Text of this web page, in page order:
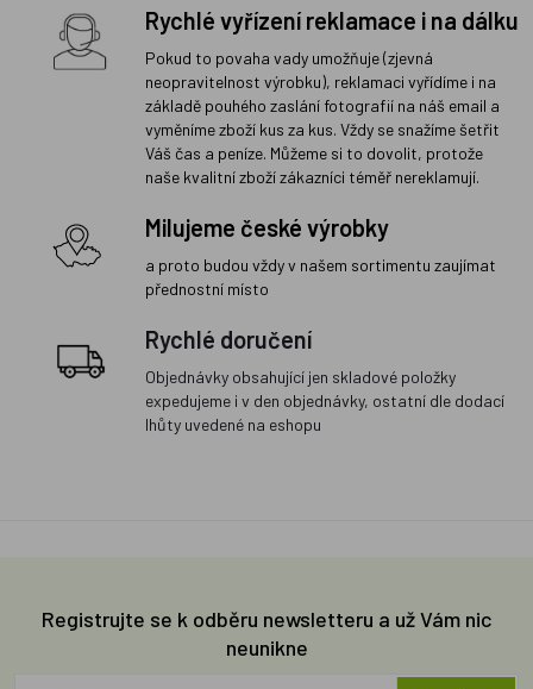
Rychlé vyřízení reklamace i na dálku
Pokud to povaha vady umožňuje (zjevná
neopravitelnost výrobku), reklamaci vyřídíme i na
základě pouhého zaslání fotografií na náš email a
vyměníme zboží kus za kus. Vždy se snažíme šetřit
Váš čas a peníze. Můžeme si to dovolit, protože
naše kvalitní zboží zákazníci téměř nereklamují.
Milujeme české výrobky
a proto budou vždy v našem sortimentu zaujímat
přednostní místo
Rychlé doručení
Objednávky obsahující jen skladové položky
expedujeme i v den objednávky, ostatní dle dodací
lhůty uvedené na eshopu
Registrujte se k odběru newsletteru a už Vám nic
neunikne